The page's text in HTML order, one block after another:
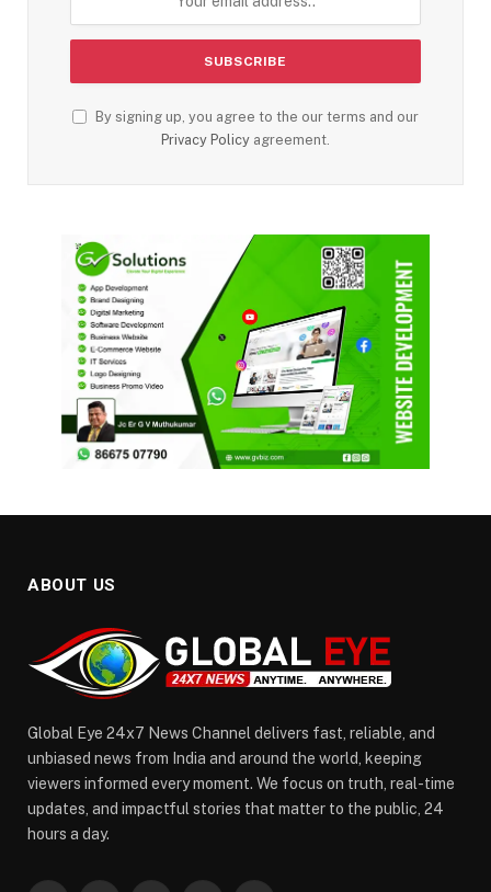
By signing up, you agree to the our terms and our
Privacy Policy agreement.
ABOUT US
Global Eye 24x7 News Channel delivers fast, reliable, and
unbiased news from India and around the world, keeping
viewers informed every moment. We focus on truth, real-time
updates, and impactful stories that matter to the public, 24
hours a day.